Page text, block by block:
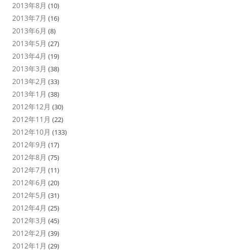
2013年8月 (10)
2013年7月 (16)
2013年6月 (8)
2013年5月 (27)
2013年4月 (19)
2013年3月 (38)
2013年2月 (33)
2013年1月 (38)
2012年12月 (30)
2012年11月 (22)
2012年10月 (133)
2012年9月 (17)
2012年8月 (75)
2012年7月 (11)
2012年6月 (20)
2012年5月 (31)
2012年4月 (25)
2012年3月 (45)
2012年2月 (39)
2012年1月 (29)